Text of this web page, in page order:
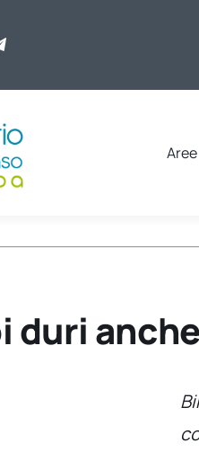
Aree
duri